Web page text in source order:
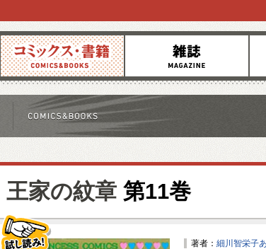
コミックス 雑誌 お
王家の紋章 第11巻
著者： 細川智栄子